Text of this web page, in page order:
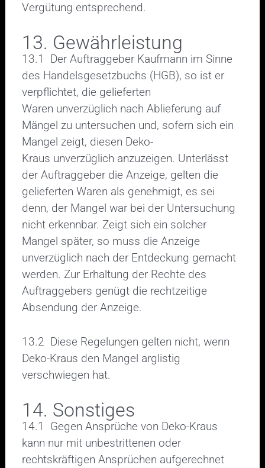
Vergütung entsprechend.
13. Gewährleistung
13.1 Der Auftraggeber Kaufmann im Sinne
des Handelsgesetzbuchs (HGB), so ist er
verpflichtet, die gelieferten
Waren unverzüglich nach Ablieferung auf
Mängel zu untersuchen und, sofern sich ein
Mangel zeigt, diesen Deko-
Kraus unverzüglich anzuzeigen. Unterlässt
der Auftraggeber die Anzeige, gelten die
gelieferten Waren als genehmigt, es sei
denn, der Mangel war bei der Untersuchung
nicht erkennbar. Zeigt sich ein solcher
Mangel später, so muss die Anzeige
unverzüglich nach der Entdeckung gemacht
werden. Zur Erhaltung der Rechte des
Auftraggebers genügt die rechtzeitige
Absendung der Anzeige.
13.2 Diese Regelungen gelten nicht, wenn
Deko-Kraus den Mangel arglistig
verschwiegen hat.
14. Sonstiges
14.1 Gegen Ansprüche von Deko-Kraus
kann nur mit unbestrittenen oder
rechtskräftigen Ansprüchen aufgerechnet